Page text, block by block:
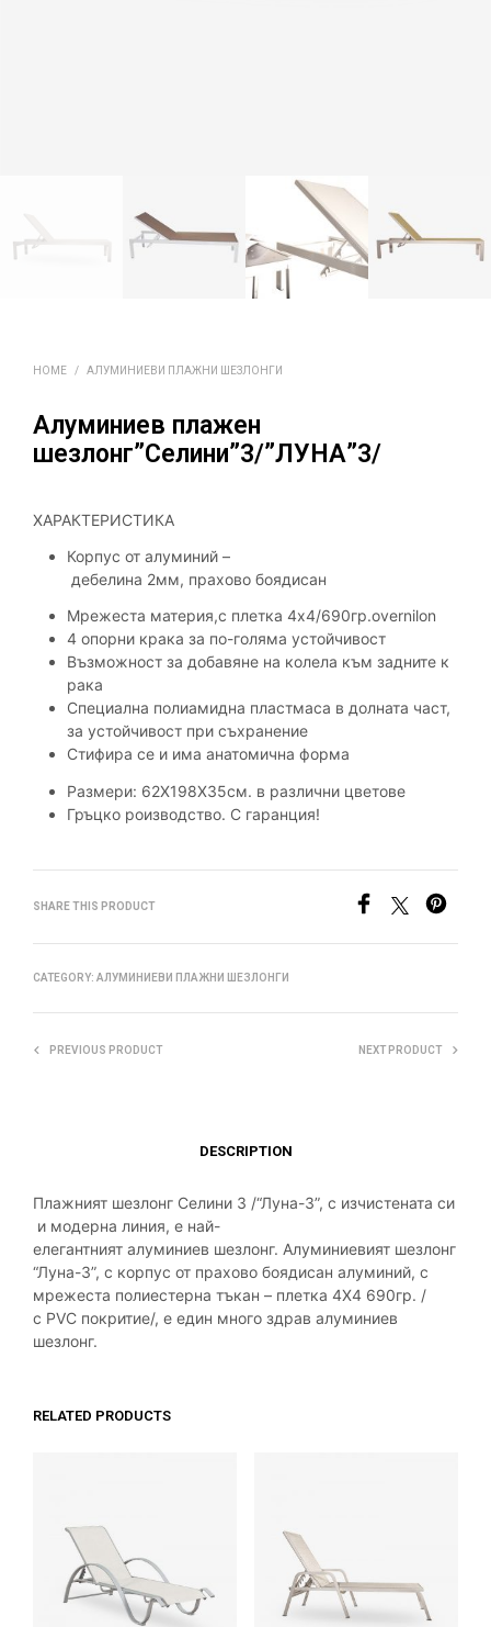
HOME / АЛУМИНИЕВИ ПЛАЖНИ ШЕЗЛОНГИ
Алуминиев плажен
шезлонг”Селини”3/”ЛУНА”3/
ХАРАКТЕРИСТИКА
Корпус от алуминий –
дебелина 2мм, прахово боядисан
Мрежеста материя,с плетка 4х4/690гр.overnilon
4 опорни крака за по-голяма устойчивост
Възможност за добавяне на колела към задните к
рака
Специална полиамидна пластмаса в долната част,
за устойчивост при съхранение
Стифира сеи има анатомична форма
Размери: 62Х198Х35см. в различни цветове
Гръцко роизводство. С гаранция!
SHARE THIS PRODUCT
CATEGORY: АЛУМИНИЕВИ ПЛАЖНИ ШЕЗЛОНГИ
PREVIOUS PRODUCT NEXT PRODUCT
DESCRIPTION
Плажният шезлонг Селини 3 /“Луна-3”, с изчистената си
и модерна линия, е най-
елегантният алуминиев шезлонг. Алуминиевият шезлонг
“Луна-3”, с корпус от прахово боядисан алуминий, с
мрежеста полиестерна тъкан – плетка 4Х4 690гр. /
с PVC покритие/, е един много здрав алуминиев
шезлонг.
RELATED PRODUCTS